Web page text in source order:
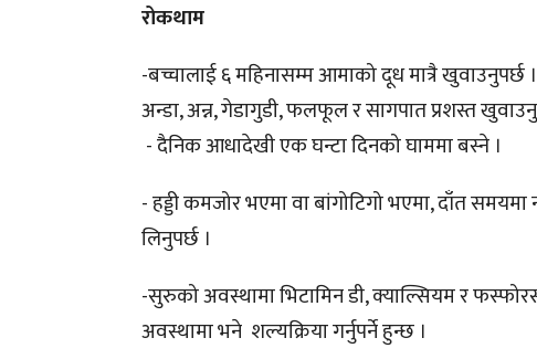
रोकथाम
-बच्चालाई ६ महिनासम्म आमाको दूध मात्रै खुवाउनुपर्छ
अन्डा, अन्न, गेडागुडी, फलफूल र सागपात प्रशस्त
- दैनिक आधादेखी एक घन्टा दिनको घाममा बस्ने ।
- हड्डी कमजोर भएमा वा बांगोटिगो भएमा, दाँत
लिनुपर्छ ।
-सुरुको अवस्थामा भिटामिन डी, क्याल्सियम र
अवस्थामा भने शल्यक्रिया गर्नुपर्ने हुन्छ ।